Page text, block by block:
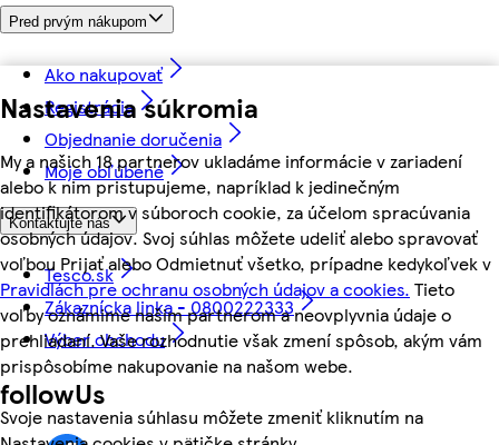
Nastavenia súkromia
My a našich 18 partnerov ukladáme informácie v zariadení
alebo k nim pristupujeme, napríklad k jedinečným
identifikátorom v súboroch cookie, za účelom spracúvania
osobných údajov. Svoj súhlas môžete udeliť alebo spravovať
voľbou Prijať alebo Odmietnuť všetko, prípadne kedykoľvek v
Pravidlách pre ochranu osobných údajov a cookies. Tieto
voľby oznámime našim partnerom a neovplyvnia údaje o
prehliadaní. Vaše rozhodnutie však zmení spôsob, akým vám
prispôsobíme nakupovanie na našom webe.
Svoje nastavenia súhlasu môžete zmeniť kliknutím na
Pred prvým nákupom
Ako nakupovať
Registrácia
Objednanie doručenia
Moje obľúbené
Kontaktujte nás
Tesco.sk
Zákaznícka linka - 0800222333
Výber obchodu
followUs